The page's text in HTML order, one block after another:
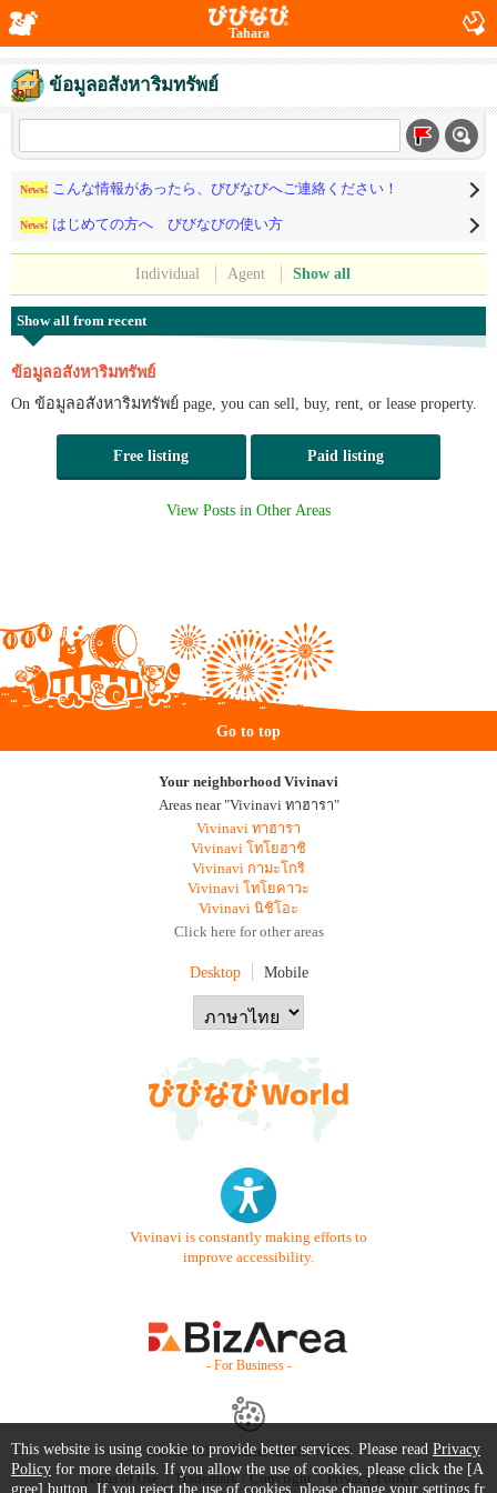
Tahara
ข้อมูลอสังหาริมทรัพย์
News! こんな情報があったら、びびなびへご連絡ください！
News! はじめての方へ びびなびの使い方
Individual Agent Show all
Show all from recent
ข้อมูลอสังหาริมทรัพย์
On ข้อมูลอสังหาริมทรัพย์ page, you can sell, buy, rent, or lease property.
Free listing Paid listing
View Posts in Other Areas
Go to top
Your neighborhood Vivinavi
Areas near "Vivinavi ทาฮารา"
Vivinavi ทาฮารา
Vivinavi โทโยฮาชิ
Vivinavi กามะโกริ
Vivinavi โทโยคาวะ
Vivinavi นิชิโอะ
Click here for other areas
Desktop Mobile
Vivinavi is constantly making efforts to
improve accessibility.
- For Business -
Contact Us Starter Guide
FAQ
Terms of Use
Trademark / Copyright Privacy Policy
This website is using cookie to provide better services. Please read Privacy
Policy for more details. If you allow the use of cookies, please click the [A
gree] button. If you reject the use of cookies, please change your settings fr